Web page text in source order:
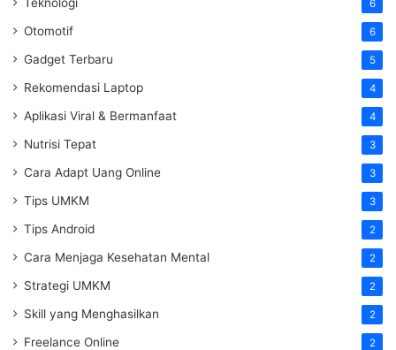
6
Otomotif 6
Gadget Terbaru 5
Rekomendasi Laptop 4
Aplikasi Viral & Bermanfaat 4
Nutrisi Tepat 3
Cara Adapt Uang Online 3
Tips UMKM 3
Tips Android 2
Cara Menjaga Kesehatan Mental 2
Strategi UMKM 2
Skill yang Menghasilkan 2
Freelance Online 2